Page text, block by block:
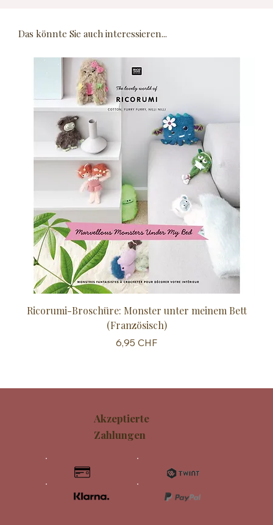
Das könnte Sie auch interessieren...
Ricorumi-Broschüre: Monster unter meinem Bett
(Französisch)
Preis
6,95 CHF
Akzeptierte
Zahlungen